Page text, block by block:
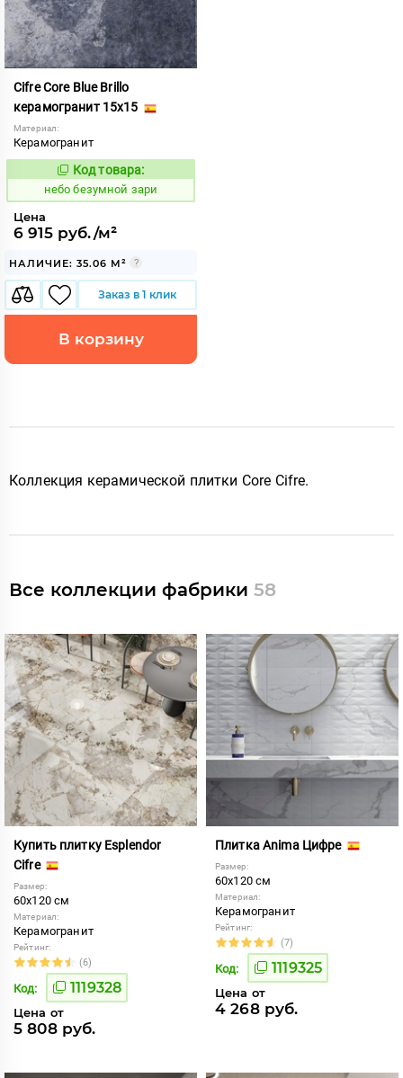
Cifre Core Blue Brillo
керамогранит 15x15
Материал:
Керамогранит
Код:
1124153
Код товара:
небо безумной зари
Цена
6 915 руб./м²
НАЛИЧИЕ: 35.06 М²
Заказ в 1 клик
В корзину
Коллекция керамической плитки Core Cifre.
Все коллекции фабрики 58
Купить плитку Esplendor
Cifre
Размер:
60x120 см
Материал:
Керамогранит
Рейтинг:
(6)
Код: 1119328
Цена от
5 808 руб.
Плитка Anima Цифре
Размер:
60x120 см
Материал:
Керамогранит
Рейтинг:
(7)
Код: 1119325
Цена от
4 268 руб.